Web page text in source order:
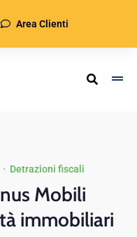
Area Clienti
· Detrazioni fiscali
Mobili
immobiliari